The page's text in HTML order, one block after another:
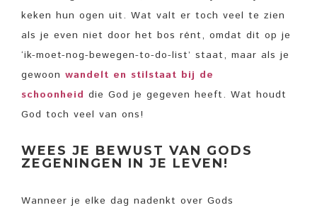
keken hun ogen uit. Wat valt er toch veel te zien
als je even niet door het bos rént, omdat dit op je
‘ik-moet-nog-bewegen-to-do-list’ staat, maar als je
gewoon wandelt en stilstaat bij de
schoonheid die God je gegeven heeft. Wat houdt
God toch veel van ons!
WEES JE BEWUST VAN GODS
ZEGENINGEN IN JE LEVEN!
Wanneer je elke dag nadenkt over Gods